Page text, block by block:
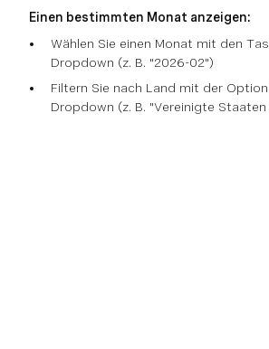
Einen bestimmten Monat anzeigen:
Wählen Sie einen Monat mit den
Dropdown (z. B. "2026-02")
Filtern Sie nach Land mit der Option
Dropdown (z. B. "Vereinigte Staaten